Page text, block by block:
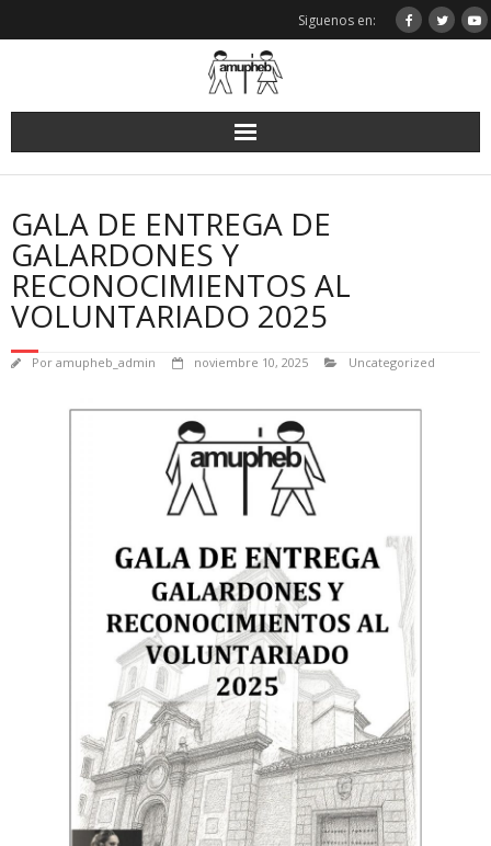
Siguenos en:
GALA DE ENTREGA DE
GALARDONES Y
RECONOCIMIENTOS AL
VOLUNTARIADO 2025
Por amupheb_admin noviembre 10, 2025 Uncategorized